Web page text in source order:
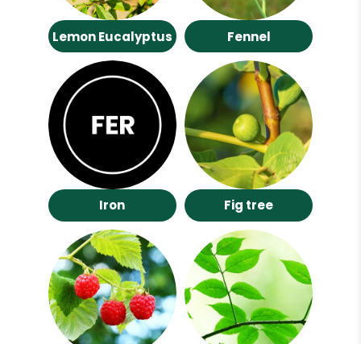
Lemon Eucalyptus Fennel
Iron Fig tree